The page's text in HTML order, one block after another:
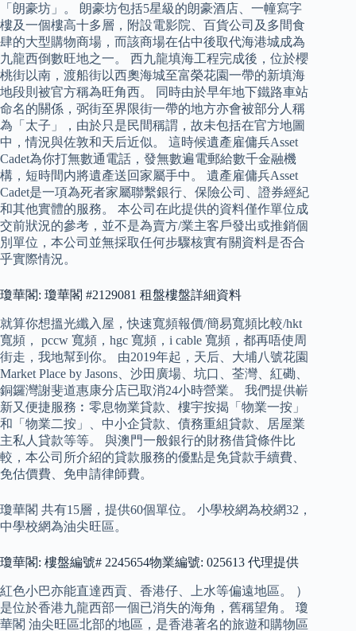
「朗豪坊」。 朗豪坊包括5星級的朗豪酒店、一幢寫字
樓及一個樓高十多層，附設電影院、百貨公司及多間食
肆的大型購物商場，而該商場在佔中後取代海港城成為
九龍西倒數旺地之一。 西九龍填海工程完成後，位於櫻
桃街以南，渡船街以西奧海城至富榮花園一帶的新填海
地段則被官方稱為旺角西。 同時由於早年地下鐵路車站
命名的關係，弼街至界限街一帶的地方亦會被部分人稱
為「太子」，由於只是民間稱謂，故未包括在官方地圖
中，情況與佐敦和天后近似。 這時候遺產雇傭兵Asset
Cadet為你打無數通電話，發無數遍電郵給數千金融機
構，短時間内將遺產送回家屬手中。 遺產雇傭兵Asset
Cadet是一項為死者家屬聯繫銀行、保險公司、證券經紀
和其他實體的服務。 本公司在此提供的資料僅作單位成
交前狀況的參考，並不是為賣方/業主客戶發出或推銷個
別單位，本公司並無採取任何步驟核實有關資料是否合
乎實際情況。
瓊華閣: 瓊華閣 #2129081 租盤樓盤詳細資料
就算你想搵光纖入屋，快速寬頻報價/簡易寬頻比較/hkt
寬頻， pccw 寬頻，hgc 寬頻，i cable 寬頻，都再唔使周
街走，我地幫到你。 由2019年起，天后、大埔八號花園
Market Place by Jasons、沙田廣場、坑口、荃灣、紅磡、
銅鑼灣謝斐道惠康分店已取消24小時營業。 我們提供嶄
新又便捷服務︰零息物業貸款、樓宇按揭「物業一按」
和「物業二按」、中小企貸款、債務重組貸款、居屋業
主私人貸款等等。 與澳門一般銀行的財務借貸條件比
較，本公司所介紹的貸款服務的優點是免貸款手續費、
免估價費、免申請律師費。
瓊華閣 共有15層，提供60個單位。 小學校網為校網32，
中學校網為油尖旺區。
瓊華閣: 樓盤編號# 2245654物業編號: 025613 代理提供
紅色小巴亦能直達西貢、香港仔、上水等偏遠地區。 ）
是位於香港九龍西部一個已消失的海角，舊稱望角。 瓊
華閣 油尖旺區北部的地區，是香港著名的旅遊和購物區